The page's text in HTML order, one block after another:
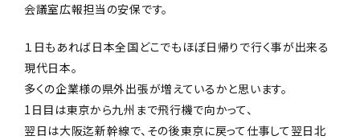
会議室広報担当の安保です。
１日もあれば日本全国どこでもほぼ日帰りで行く事が出来る
現代日本。
多くの企業様の県外出張が増えているかと思います。
1日目は東京から九州まで飛行機で向かって、
翌日は大阪迄新幹線で、その後東京に戻って仕事して翌日北